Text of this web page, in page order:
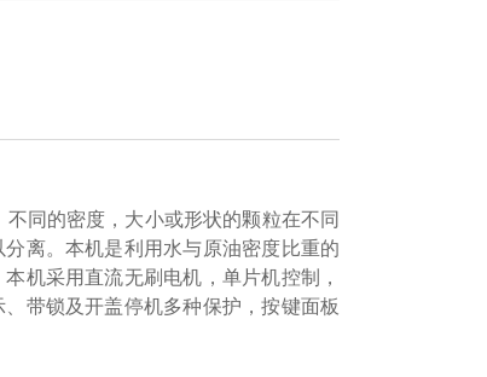
同的密度，大小或形状的颗粒在不同
离。本机是利用水与原油密度比重的
机采用直流无刷电机，单片机控制，
带锁及开盖停机多种保护，按键面板